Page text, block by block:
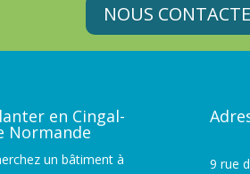
NOUS
en Cingal-
Normande
un bâtiment à
9 rue